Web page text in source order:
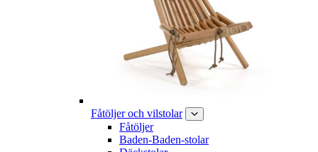
Fåtöljer och vilstolar
Fåtöljer
Baden-Baden-stolar